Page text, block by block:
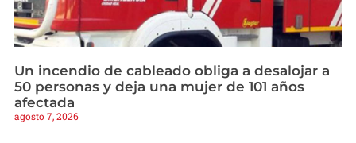
Un incendio de cableado obliga a desalojar a
50 personas y deja una mujer de 101 años
afectada
agosto 7, 2026